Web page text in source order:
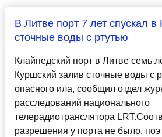
В Литве порт 7 лет спускал в
сточные воды с ртутью
Клайпедский порт в Литве семь
Куршский залив сточные воды с
опасного ила, сообщил отдел
расследований национального
телерадиотранслятора
разрешения у порта не было,